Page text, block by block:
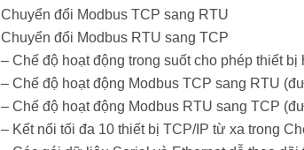
Chuyển đổi Modbus TCP sang RTU
Chuyển đổi Modbus RTU sang TCP
– Chế độ hoạt động trong suốt cho phép thiết
– Chế độ hoạt động Modbus TCP sang RTU
– Chế độ hoạt động Modbus RTU sang TCP
– Kết nối tối đa 10 thiết bị TCP/IP từ xa trong